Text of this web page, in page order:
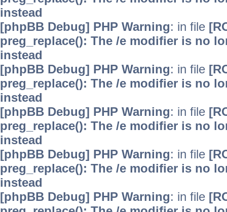
instead
[phpBB Debug] PHP Warning: in file
preg_replace(): The /e modifier is no
instead
[phpBB Debug] PHP Warning: in file
preg_replace(): The /e modifier is no
instead
[phpBB Debug] PHP Warning: in file
preg_replace(): The /e modifier is no
instead
[phpBB Debug] PHP Warning: in file
preg_replace(): The /e modifier is no
instead
[phpBB Debug] PHP Warning: in file